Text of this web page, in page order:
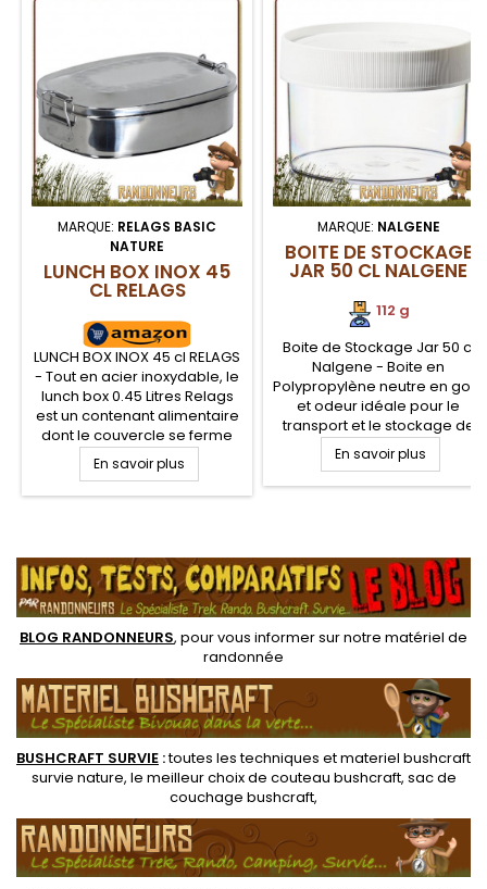
MARQUE: RELAGS BASIC
NATURE
LUNCH BOX INOX 45
CL RELAGS
LUNCH BOX INOX 45 cl RELAGS
- Tout en acier inoxydable, le
lunch box 0.45 Litres Relags
est un contenant alimentaire
dont le couvercle se ferme
par deux clips pour assurer
un parfait maintien de
l'ensemble. Idéal pour le
randonnée, pêche et survie.
En savoir plus
MARQUE: NALGENE
BOITE DE STOCKAGE
JAR 50 CL NALGENE
112 g
Boite de Stockage Jar 50 cl
Nalgene - Boite en
Polypropylène neutre en goût
et odeur idéale pour le
transport et le stockage de
vos aliments, produits
cosmétiques et divers
accessoires que vous
Conteneur alimentaire
pratique au camping, survie
et voyage.
En savoir plus
BLOG RANDONNEURS, pour vous informer sur notre matériel de
randonnée
BUSHCRAFT SURVIE :toutes les techniques etmateriel bushcraft
survie nature, le meilleur choix de couteau bushcraft, sac de
couchage bushcraft,